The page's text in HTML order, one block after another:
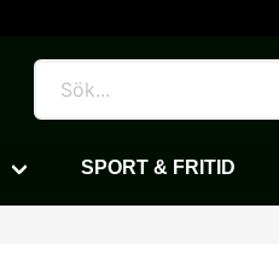
SPORT & FRITID